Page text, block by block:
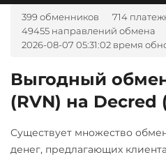
399 обменников
714
49455 направлений обмена
2026-08-07 05:31:02 время
Выгодный
(RVN) на Decred
Существует множество
денег, предлагающих